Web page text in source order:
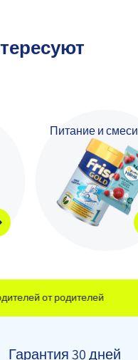
Питание и смеси
от родителей
Гарантия 30 дней